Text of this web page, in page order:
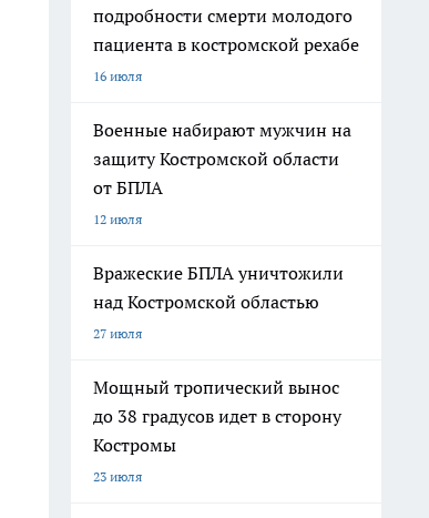
подробности смерти молодого
пациента в костромской рехабе
16 июля
Военные набирают мужчин на
защиту Костромской области
от БПЛА
12 июля
Вражеские БПЛА уничтожили
над Костромской областью
27 июля
Мощный тропический вынос
до 38 градусов идет в сторону
Костромы
23 июля